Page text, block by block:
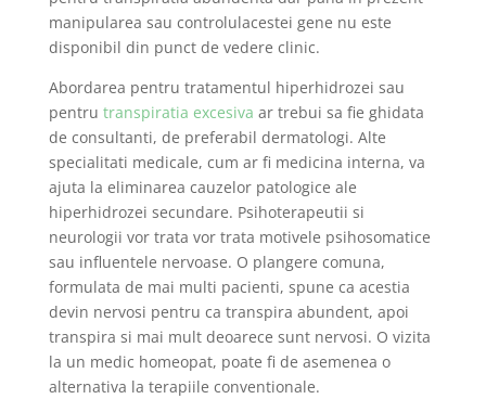
manipularea sau controlulacestei gene nu este
disponibil din punct de vedere clinic.
Abordarea pentru tratamentul hiperhidrozei sau
pentru transpiratia excesiva ar trebui sa fie ghidata
de consultanti, de preferabil dermatologi. Alte
specialitati medicale, cum ar fi medicina interna, va
ajuta la eliminarea cauzelor patologice ale
hiperhidrozei secundare. Psihoterapeutii si
neurologii vor trata vor trata motivele psihosomatice
sau influentele nervoase. O plangere comuna,
formulata de mai multi pacienti, spune ca acestia
devin nervosi pentru ca transpira abundent, apoi
transpira si mai mult deoarece sunt nervosi. O vizita
la un medic homeopat, poate fi de asemenea o
alternativa la terapiile conventionale.